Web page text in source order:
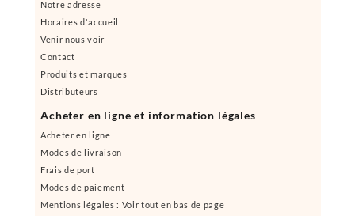
Notre adresse
Horaires d'accueil
Venir nous voir
Contact
Produits et marques
Distributeurs
Acheter en ligne et information légales
Acheter en ligne
Modes de livraison
Frais de port
Modes de paiement
Mentions légales : Voir tout en bas de page